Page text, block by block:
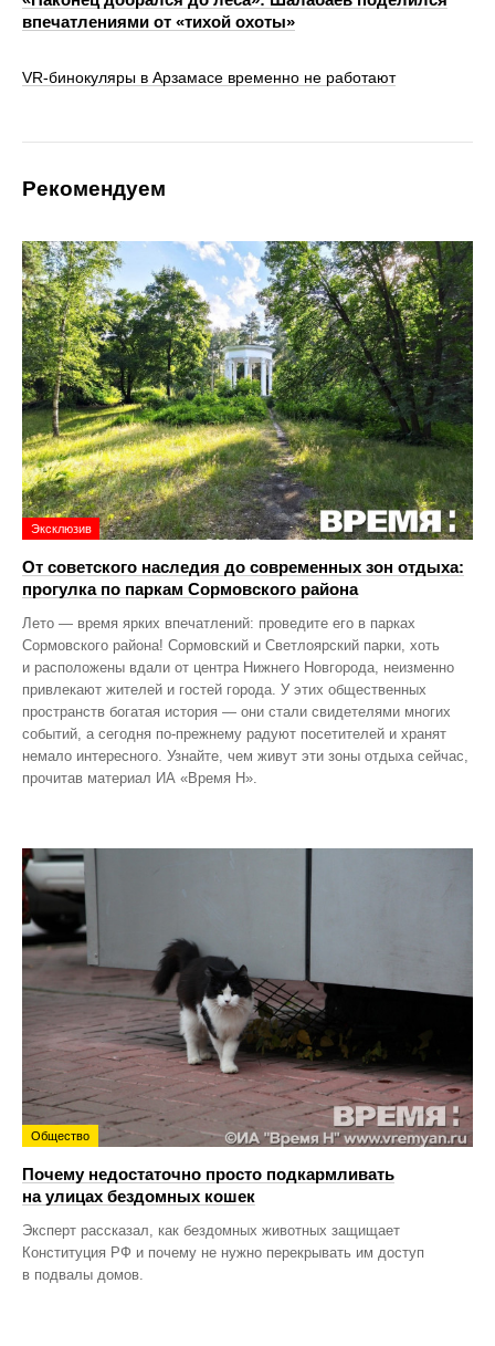
впечатлениями от «тихой охоты»
VR‑бинокуляры в Арзамасе временно не работают
Рекомендуем
Эксклюзив
От советского наследия до современных зон отдыха:
прогулка по паркам Сормовского района
Лето — время ярких впечатлений: проведите его в парках
Сормовского района! Сормовский и Светлоярский парки, хоть
и расположены вдали от центра Нижнего Новгорода, неизменно
привлекают жителей и гостей города. У этих общественных
пространств богатая история — они стали свидетелями многих
событий, а сегодня по‑прежнему радуют посетителей и хранят
немало интересного. Узнайте, чем живут эти зоны отдыха сейчас,
прочитав материал ИА «Время Н».
Общество
Почему недостаточно просто подкармливать
на улицах бездомных кошек
Эксперт рассказал, как бездомных животных защищает
Конституция РФ и почему не нужно перекрывать им доступ
в подвалы домов.